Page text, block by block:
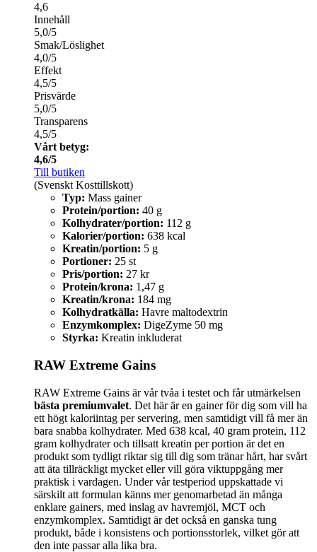
4,6
Innehåll
5,0/5
Smak/Löslighet
4,0/5
Effekt
4,5/5
Prisvärde
5,0/5
Transparens
4,5/5
Vårt betyg:
4,6/5
Till butiken
(Svenskt Kosttillskott)
Typ: Mass gainer
Protein/portion: 40 g
Kolhydrater/portion: 112 g
Kalorier/portion: 638 kcal
Kreatin/portion: 5 g
Portioner: 25 st
Pris/portion: 27 kr
Protein/krona: 1,47 g
Kreatin/krona: 184 mg
Kolhydratkälla: Havre maltodextrin
Enzymkomplex: DigeZyme 50 mg
Styrka: Kreatin inkluderat
RAW Extreme Gains
RAW Extreme Gains är vår tvåa i testet och får utmärkelsen
bästa premiumvalet. Det här är en gainer för dig som vill ha
ett högt kaloriintag per servering, men samtidigt vill få mer än
bara snabba kolhydrater. Med 638 kcal, 40 gram protein, 112
gram kolhydrater och tillsatt kreatin per portion är det en
produkt som tydligt riktar sig till dig som tränar hårt, har svårt
att äta tillräckligt mycket eller vill göra viktuppgång mer
praktisk i vardagen. Under vår testperiod uppskattade vi
särskilt att formulan känns mer genomarbetad än många
enklare gainers, med inslag av havremjöl, MCT och
enzymkomplex. Samtidigt är det också en ganska tung
produkt, både i konsistens och portionsstorlek, vilket gör att
den inte passar alla lika bra.